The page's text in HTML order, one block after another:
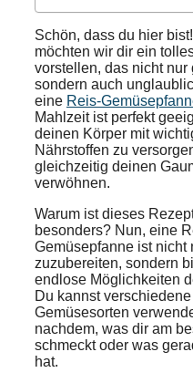
Schön, dass du hier
möchten wir dir ein
vorstellen, das nicht nur
sondern auch
eine Reis-
Mahlzeit ist perfekt
deinen Körper mit
Nährstoffen zu
gleichzeitig deinen
verwöhnen.
Warum ist dieses
besonders? Nun, eine
Gemüsepfanne ist nicht
zuzubereiten, sondern
endlose Möglichkeiten
Du kannst verschiedene
Gemüsesorten
nachdem, was dir am
schmeckt oder was
hat.